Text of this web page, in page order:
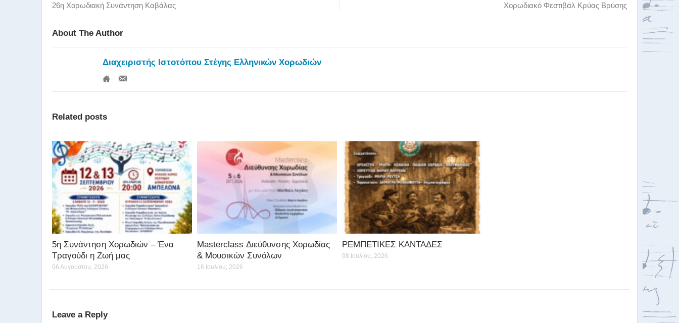
26η Χορωδιακή Συνάντηση Καβάλας
Χορωδιακό Φεστιβάλ Κρύας Βρύσης
About The Author
Διαχειριστής Ιστοτόπου Στέγης Ελληνικών Χορωδιών
Related posts
5η Συνάντηση Χορωδιών – Ένα
Τραγούδι η Ζωή μας
06 Αυγούστου, 2026
Masterclass Διεύθυνσης Χορωδίας
& Μουσικών Συνόλων
16 Ιουλίου, 2026
ΡΕΜΠΕΤΙΚΕΣ ΚΑΝΤΑΔΕΣ
08 Ιουλίου, 2026
Leave a Reply